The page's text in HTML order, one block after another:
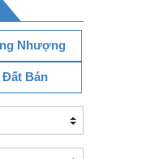
Nhượng
Đất Bán